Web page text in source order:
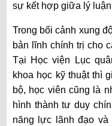
sự kết hợp giữa lý
Trong bối cảnh xung
bản lĩnh chính trị cho
Tại Học viện Lục
khoa học kỹ thuật thì
bộ, học viên cũng là
hình thành tư duy
năng lực lãnh đạo và